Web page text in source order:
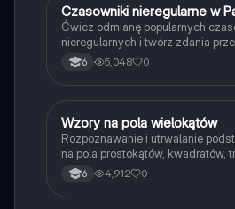
CJęzyk angielski
Czasowniki nieregularne w
Ćwicz odmianę popularnych
nieregularnych i twórz zdania
didn't w czasie Past Simple.
6 5,048 0
WMatematyka
Wzory na pola wielokątów
Rozpoznawanie i utrwalanie
na pola prostokątów, kwadratów,
6 4,912 0